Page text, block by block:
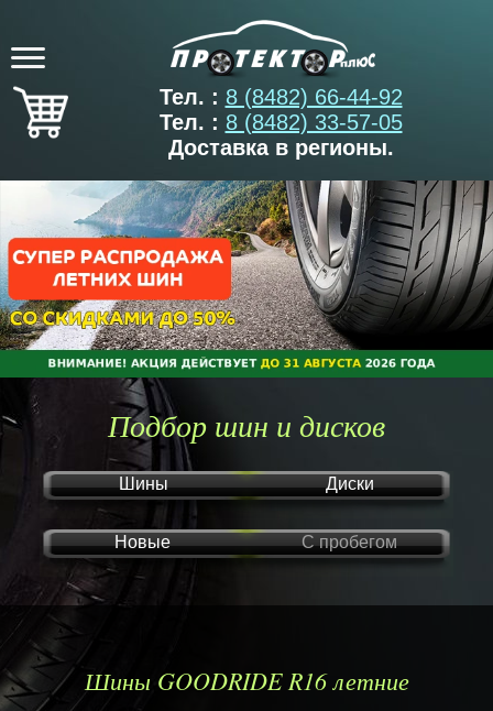
Тел. : 8 (8482) 66-44-92
Тел. : 8 (8482) 33-57-05
Доставка в регионы.
Подбор шин и дисков
Шины Диски
Новые С пробегом
Шины GOODRIDE R16 летние